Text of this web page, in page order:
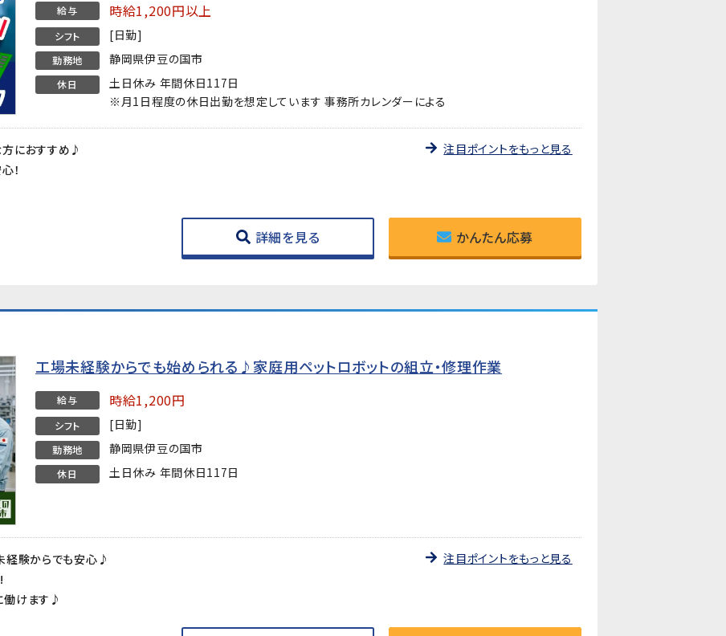
給与 時給1,200円以上
シフト [日勤]
勤務地 静岡県伊豆の国市
休日
土日休み 年間休日117日
※月1日程度の休日出勤を想定しています 事務所カレンダーによる
におすすめ♪
！
注目ポイントをもっと見る
詳細を見る かんたん応募
工場未経験からでも始められる♪家庭用ペットロボットの組立・修理作業
給与 時給1,200円
シフト [日勤]
勤務地 静岡県伊豆の国市
休日 土日休み 年間休日117日
経験からでも安心♪
働けます♪
注目ポイントをもっと見る